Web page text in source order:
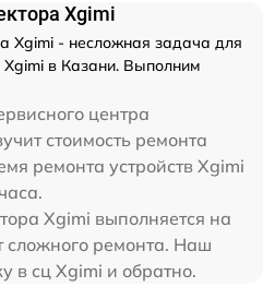
Xgimi
Xgimi - несложная задача для
Xgimi в Казани. Выполним
центра
стоимость ремонта
ремонта устройств Xgimi
Xgimi выполняется на
сложного ремонта. Наш
в сц Xgimi и обратно.